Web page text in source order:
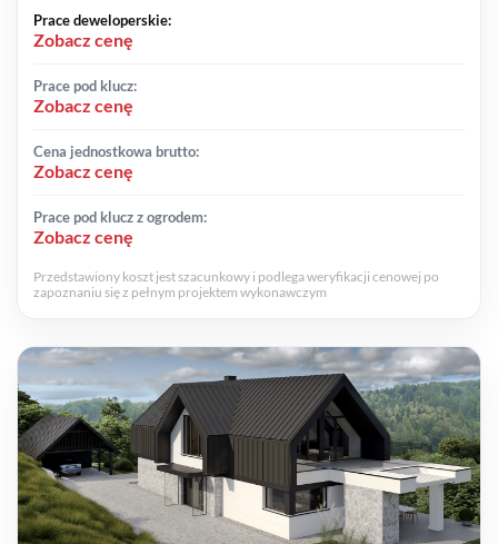
Prace deweloperskie:
Zobacz cenę
Prace pod klucz:
Zobacz cenę
Cena jednostkowa brutto:
Zobacz cenę
Prace pod klucz z ogrodem:
Zobacz cenę
Przedstawiony koszt jest szacunkowy i podlega weryfikacji cenowej po
zapoznaniu się z pełnym projektem wykonawczym